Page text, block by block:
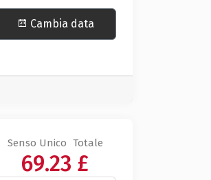
Cambia data
Senso Unico Totale
69.23 £